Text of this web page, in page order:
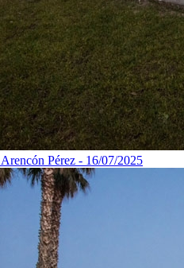
Pérez - 16/07/2025